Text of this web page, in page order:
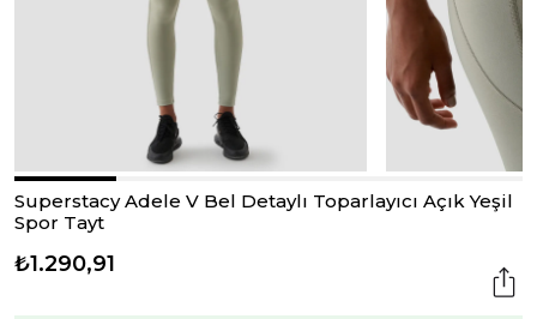
Superstacy Adele V Bel Detaylı Toparlayıcı Açık Yeşil
Spor Tayt
₺1.290,91